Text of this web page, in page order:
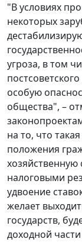
"В условиях
некоторых
угроза, в том
особую
общества", –
на то, что
положения
хозяйственную
налоговыми
удвоение
желает
государств,
доходной